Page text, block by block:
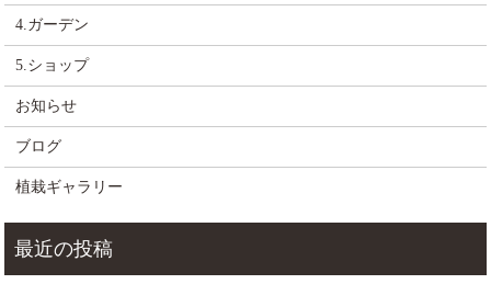
4.ガーデン
5.ショップ
お知らせ
ブログ
植栽ギャラリー